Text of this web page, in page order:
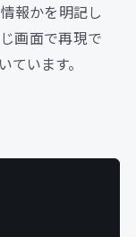
報かを明記し
画面で再現で
ています。